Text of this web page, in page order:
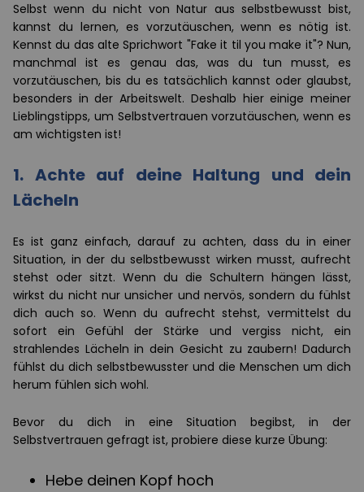
Selbst wenn du nicht von Natur aus selbstbewusst bist,
kannst du lernen, es vorzutäuschen, wenn es nötig ist.
Kennst du das alte Sprichwort "Fake it til you make it"? Nun,
manchmal ist es genau das, was du tun musst, es
vorzutäuschen, bis du es tatsächlich kannst oder glaubst,
besonders in der Arbeitswelt. Deshalb hier einige meiner
Lieblingstipps, um Selbstvertrauen vorzutäuschen, wenn es
am wichtigsten ist!
1. Achte auf deine Haltung und dein
Lächeln
Es ist ganz einfach, darauf zu achten, dass du in einer
Situation, in der du selbstbewusst wirken musst, aufrecht
stehst oder sitzt. Wenn du die Schultern hängen lässt,
wirkst du nicht nur unsicher und nervös, sondern du fühlst
dich auch so. Wenn du aufrecht stehst, vermittelst du
sofort ein Gefühl der Stärke und vergiss nicht, ein
strahlendes Lächeln in dein Gesicht zu zaubern! Dadurch
fühlst du dich selbstbewusster und die Menschen um dich
herum fühlen sich wohl.
Bevor du dich in eine Situation begibst, in der
Selbstvertrauen gefragt ist, probiere diese kurze Übung:
Hebe deinen Kopf hoch